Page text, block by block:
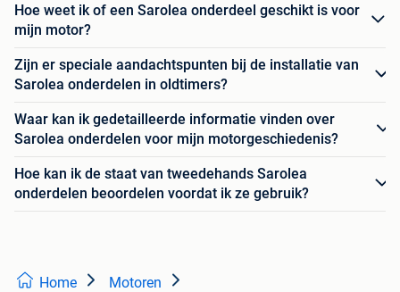
Hoe weet ik of een Sarolea onderdeel geschikt is voor
mijn motor?
Zijn er speciale aandachtspunten bij de installatie van
Sarolea onderdelen in oldtimers?
Waar kan ik gedetailleerde informatie vinden over
Sarolea onderdelen voor mijn motorgeschiedenis?
Hoe kan ik de staat van tweedehands Sarolea
onderdelen beoordelen voordat ik ze gebruik?
Home Motoren